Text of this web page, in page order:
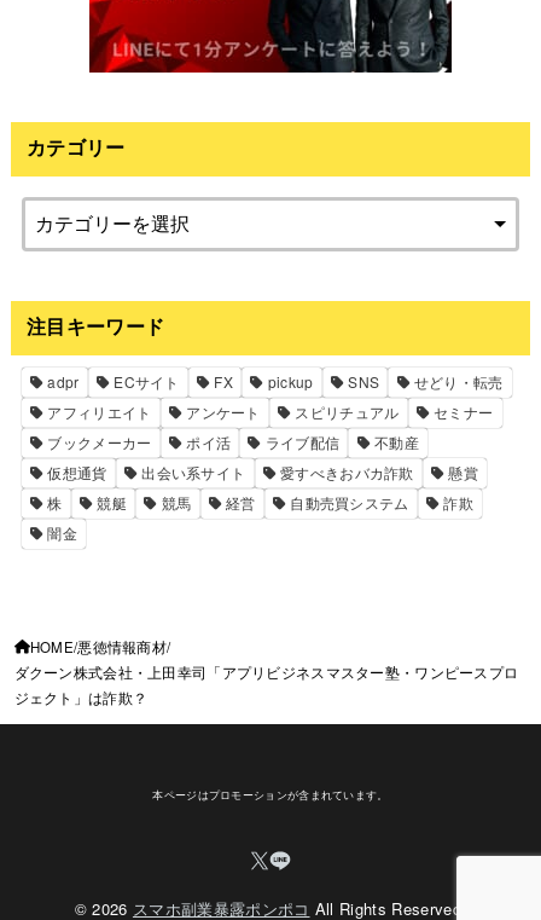
カテゴリー
注目キーワード
adpr ECサイト FX pickup SNS
せどり・転売
アフィリエイト
アンケート スピリチュアル
セミナー
ブックメーカー
ポイ活 ライブ配信
不動産
仮想通貨
出会い系サイト 愛すべきおバカ詐欺
懸賞
株
競艇 競馬 経営 自動売買システム
詐欺
闇金
HOME 悪徳情報商材
ダクーン株式会社・上田幸司「アプリビジネスマスター塾・ワンピースプロ
ジェクト」は詐欺？
本ページはプロモーションが含まれています。
© 2026 スマホ副業暴露ポンポコ All Rights Reserved.